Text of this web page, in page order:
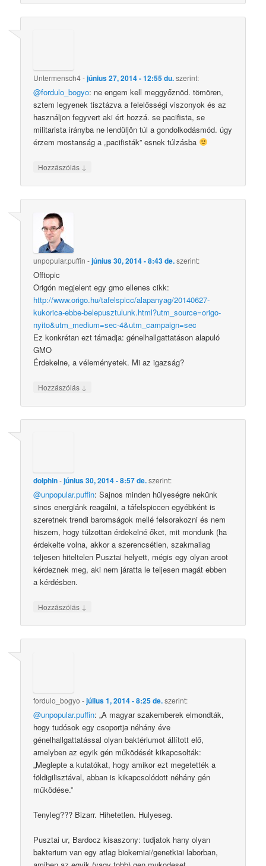
Untermensch4-június 27, 2014 - 12:55 du.szerint:
@fordulo_bogyo: ne engem kell meggyőznöd. tömören,
sztem legyenek tisztázva a felelősségi viszonyok és az
használjon fegyvert aki ért hozzá. se pacifista, se
militarista irányba ne lendüljön túl a gondolkodásmód. úgy
érzem mostanság a „pacifisták” esnek túlzásba
Hozzászólás ↓
unpopular.puffin -június 30, 2014 - 8:43 de.szerint:
Offtopic
Origón megjelent egy gmo ellenes cikk:
http://www.origo.hu/tafelspicc/alapanyag/20140627-
kukorica-ebbe-belepusztulunk.html?utm_source=origo-
nyito&utm_medium=sec-4&utm_campaign=sec
Ez konkrétan ezt támadja: génelhallgattatáson alapuló
GMO
Érdekelne, a véleményetek. Mi az igazság?
Hozzászólás ↓
dolphin-június 30, 2014 - 8:57 de.szerint:
@unpopular.puffin: Sajnos minden hülyeségre nekünk
sincs energiánk reagálni, a táfelspiccen egyébként is
szeretnek trendi baromságok mellé felsorakozni és nem
hiszem, hogy túlzottan érdekelné őket, mit mondunk (ha
érdekelte volna, akkor a szerencsétlen, szakmailag
teljesen hiteltelen Pusztai helyett, mégis egy olyan arcot
kérdeznek meg, aki nem járatta le teljesen magát ebben
a kérdésben.
Hozzászólás ↓
fordulo_bogyo -július 1, 2014 - 8:25 de.szerint:
@unpopular.puffin: „A magyar szakemberek elmondták,
hogy tudósok egy csoportja néhány éve
génelhallgattatással olyan baktériumot állított elő,
amelyben az egyik gén működését kikapcsolták:
„Meglepte a kutatókat, hogy amikor ezt megetették a
földigilisztával, abban is kikapcsolódott néhány gén
működése.”
Tenyleg??? Bizarr. Hihetetlen. Hulyeseg.
Pusztai ur, Bardocz kisaszony: tudjatok hany olyan
bakterium van egy atlag biokemiai/genetkiai laborban,